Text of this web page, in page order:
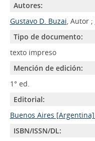
Autores:
Gustavo D. Buzai, Autor ;
Tipo de documento:
texto impreso
Mención de edición:
1° ed.
Editorial:
Buenos Aires
ISBN/ISSN/DL: